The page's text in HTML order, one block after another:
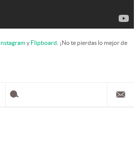
Instagramy Flipboard . ¡No te pierdas lo mejor de